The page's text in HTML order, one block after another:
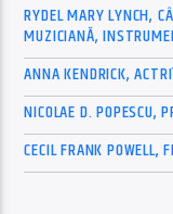
RYDEL MARY LYNCH,
MUZICIANĂ,
ANNA KENDRICK,
NICOLAE D. POPESCU,
CECIL FRANK POWELL,